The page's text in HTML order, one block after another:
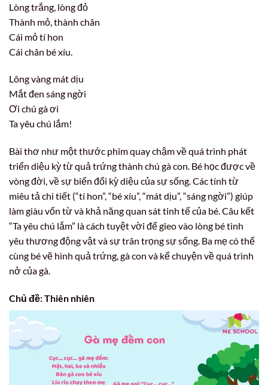
Lòng trắng, lòng đỏ
Thành mỏ, thành chân
Cái mỏ tí hon
Cái chân bé xíu.
Lông vàng mát dịu
Mắt đen sáng ngời
Ơi chú gà ơi
Ta yêu chú lắm!
Bài thơ như một thước phim quay chậm về quá trình phát
triển diệu kỳ từ quả trứng thành chú gà con. Bé học được về
vòng đời, về sự biến đổi kỳ diệu của sự sống. Các tính từ
miêu tả chi tiết (“tí hon”, “bé xíu”, “mát dịu”, “sáng ngời”) giúp
làm giàu vốn từ và khả năng quan sát tinh tế của bé. Câu kết
“Ta yêu chú lắm” là cách tuyệt vời để gieo vào lòng bé tình
yêu thương động vật và sự trân trọng sự sống. Ba mẹ có thể
cùng bé vẽ hình quả trứng, gà con và kể chuyện về quá trình
nở của gà.
Chủ đề: Thiên nhiên